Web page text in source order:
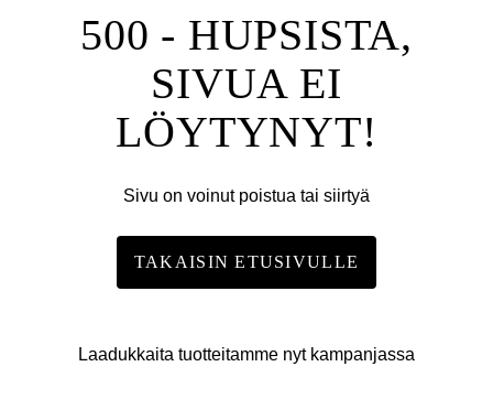
500 - HUPSISTA,
SIVUA EI
LÖYTYNYT!
Sivu on voinut poistua tai siirtyä
TAKAISIN ETUSIVULLE
Laadukkaita tuotteitamme nyt kampanjassa